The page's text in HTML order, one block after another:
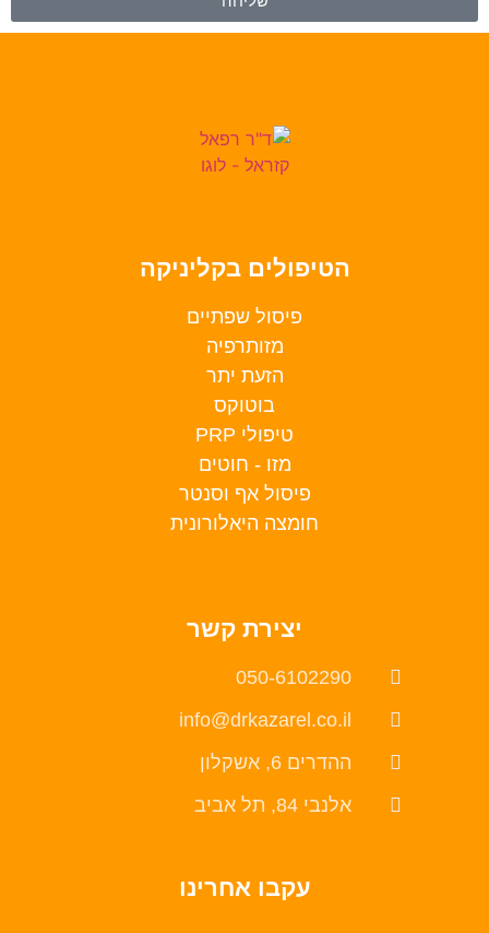
הטיפולים בקליניקה
פיסול שפתיים
מזותרפיה
הזעת יתר
בוטוקס
טיפולי PRP
מזו - חוטים
פיסול אף וסנטר
חומצה היאלורונית
יצירת קשר
050-6102290
info@drkazarel.co.il
ההדרים 6, אשקלון
אלנבי 84, תל אביב
עקבו אחרינו